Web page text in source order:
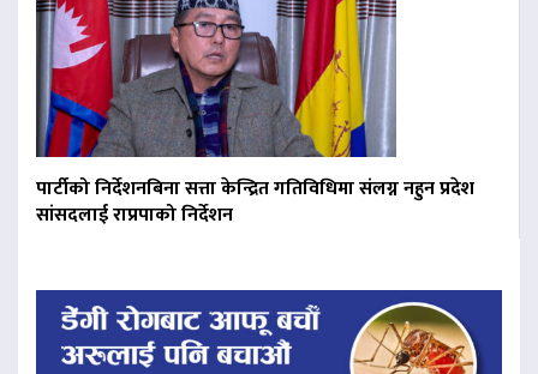
पार्टीको निर्देशनबिना सत्ता केन्द्रित गतिविधिमा संलग्न नहुन प्रदेश
सांसदलाई राप्रपाको निर्देशन